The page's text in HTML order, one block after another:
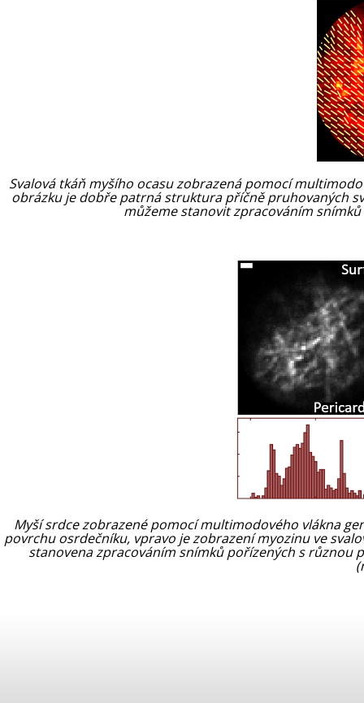
Svalová tkáň myšího ocasu zobrazená pomocí
obrázku je dobře patrná struktura příčně pruhovaných
můžeme stanovit zpracováním
Myší srdce zobrazené pomocí multimodového vlákna
povrchu osrdečníku, vpravo je zobrazení myozinu ve
stanovena zpracováním snímků pořízených s různou